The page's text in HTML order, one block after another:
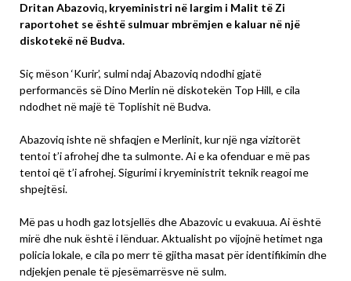
Dritan Abazoviq, kryeministri në largim i Malit të Zi
raportohet se është sulmuar mbrëmjen e kaluar në një
diskotekë në Budva.
Siç mëson ‘Kurir’, sulmi ndaj Abazoviq ndodhi gjatë
performancës së Dino Merlin në diskotekën Top Hill, e cila
ndodhet në majë të Toplishit në Budva.
Abazoviq ishte në shfaqjen e Merlinit, kur një nga vizitorët
tentoi t’i afrohej dhe ta sulmonte. Ai e ka ofenduar e më pas
tentoi që t’i afrohej. Sigurimi i kryeministrit teknik reagoi me
shpejtësi.
Më pas u hodh gaz lotsjellës dhe Abazovic u evakuua. Ai është
mirë dhe nuk është i lënduar. Aktualisht po vijojnë hetimet nga
policia lokale, e cila po merr të gjitha masat për identifikimin dhe
ndjekjen penale të pjesëmarrësve në sulm.